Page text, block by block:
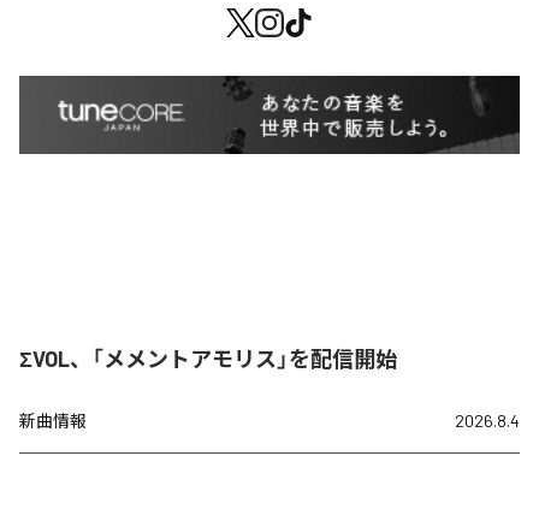
ΣVOL、「メメントアモリス」を配信開始
新曲情報 2026.8.4